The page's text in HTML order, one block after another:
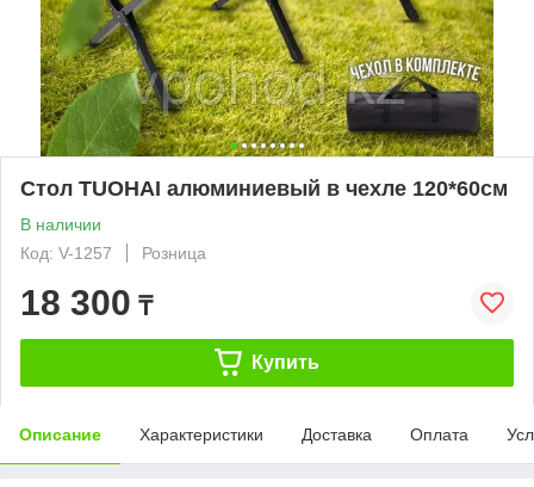
Стол TUOHAI алюминиевый в чехле 120*60см
В наличии
Код: V-1257
Розница
18 300 ₸
Купить
Описание Характеристики Доставка Оплата